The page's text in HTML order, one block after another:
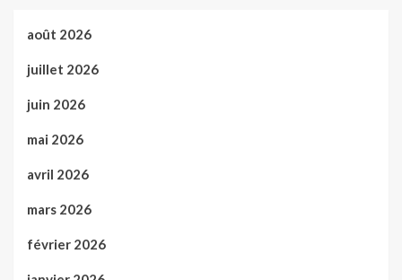
août 2026
juillet 2026
juin 2026
mai 2026
avril 2026
mars 2026
février 2026